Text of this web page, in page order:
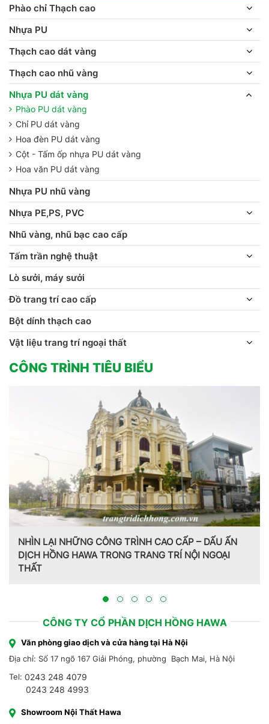
Phào chỉ Thạch cao
Nhựa PU
Thạch cao dát vàng
Thạch cao nhũ vàng
Nhựa PU dát vàng
Phào PU dát vàng
Chỉ PU dát vàng
Hoa đèn PU dát vàng
Cột - Tấm ốp nhựa PU dát vàng
Hoa văn PU dát vàng
Nhựa PU nhũ vàng
Nhựa PE,PS, PVC
Nhũ vàng, nhũ bạc cao cấp
Tấm trần nghệ thuật
Lò sưởi, máy sưởi
Đồ trang trí cao cấp
Bột dính thạch cao
Vật liệu trang trí ngoại thất
CÔNG TRÌNH TIÊU BIỂU
Trang trí nội thất theo phong cách Pháp do CT CP Dịch
CÔNG TY CỔ PHẦN DỊCH HỒNG HAWA
Văn phòng giao dịch và cửa hàng tại Hà Nội
Địa chỉ: Số 17 ngõ 167 Giải Phóng, phường Bạch Mai, Hà Nội
Tel: 0243 248 4079
0243 248 4993
Showroom Nội Thất Hawa